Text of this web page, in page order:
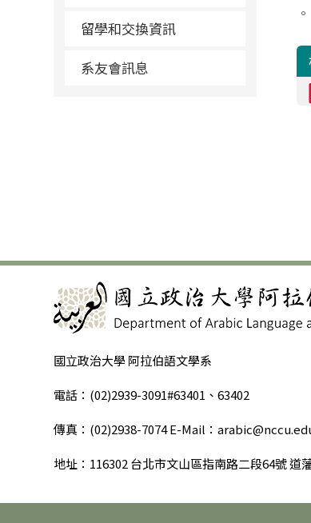
留學和交換資訊
系友會訊息
。
國立政治大學 阿拉伯語文學系
電話：(02)2939-3091#63401、63402
傳真：(02)2938-7074 E-Mail：
地址：116302 台北市文山區指南路二段64號 道